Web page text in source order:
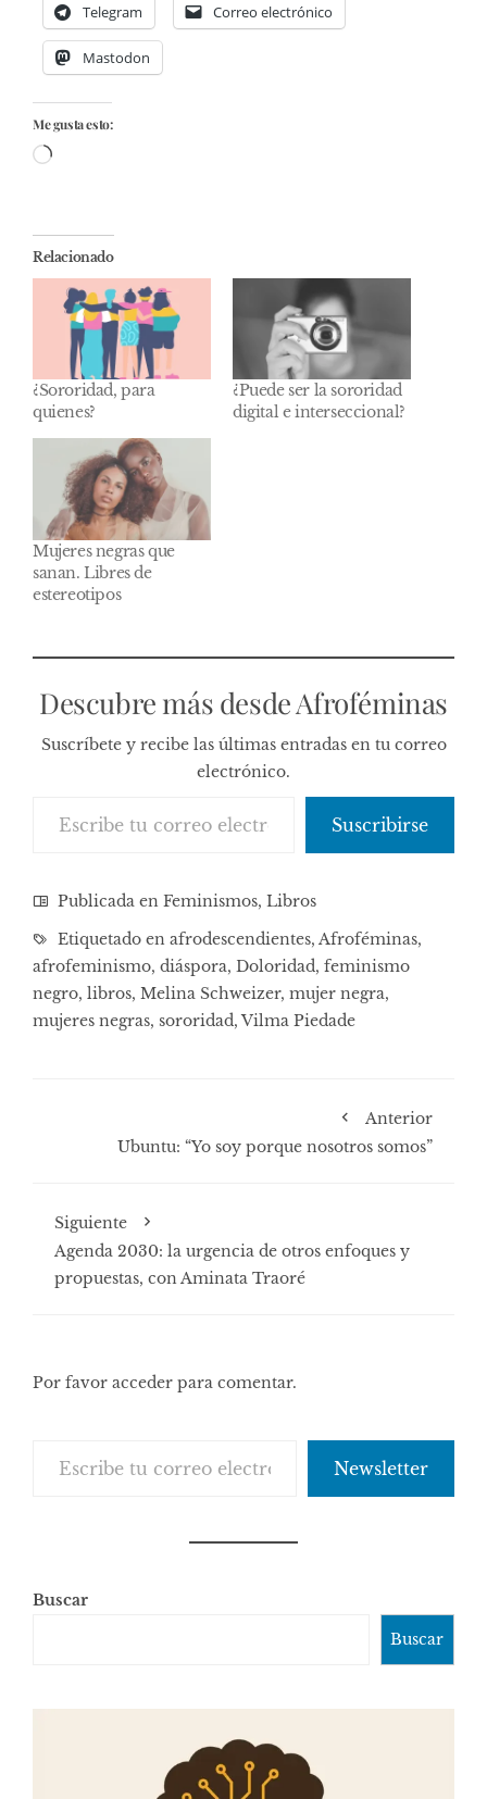
Telegram Correo electrónico
Mastodon
Me gusta esto:
Cargando...
Relacionado
¿Sororidad, para
quienes?
¿Puede ser la sororidad
digital e interseccional?
Mujeres negras que
sanan. Libres de
estereotipos
Descubre más desde Afroféminas
Suscríbete y recibe las últimas entradas en tu correo
electrónico.
Suscribirse
Publicada en Feminismos, Libros
Etiquetado en afrodescendientes, Afroféminas,
afrofeminismo, diáspora, Doloridad, feminismo
negro, libros, Melina Schweizer, mujer negra,
mujeres negras, sororidad,Vilma Piedade
Anterior
Ubuntu: “Yo soy porque nosotros somos”
Siguiente
Agenda 2030: la urgencia de otros enfoques y
propuestas, con Aminata Traoré
Por favor acceder para comentar.
Newsletter
Buscar
Buscar